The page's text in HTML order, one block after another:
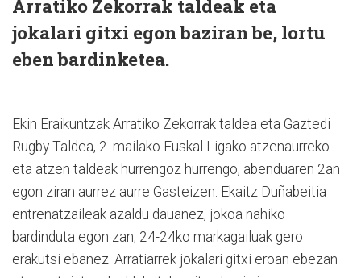
Arratiko Zekorrak taldeak eta
jokalari gitxi egon baziran be, lortu
eben bardinketea.
Ekin Eraikuntzak Arratiko Zekorrak taldea eta Gaztedi
Rugby Taldea, 2. mailako Euskal Ligako atzenaurreko
eta atzen taldeak hurrengoz hurrengo, abenduaren 2an
egon ziran aurrez aurre Gasteizen. Ekaitz Duñabeitia
entrenatzaileak azaldu dauanez, jokoa nahiko
bardinduta egon zan, 24-24ko markagailuak gero
erakutsi ebanez. Arratiarrek jokalari gitxi eroan ebezan